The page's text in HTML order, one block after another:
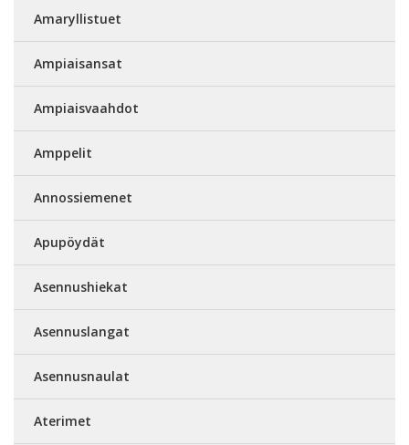
Amaryllistuet
Ampiaisansat
Ampiaisvaahdot
Amppelit
Annossiemenet
Apupöydät
Asennushiekat
Asennuslangat
Asennusnaulat
Aterimet